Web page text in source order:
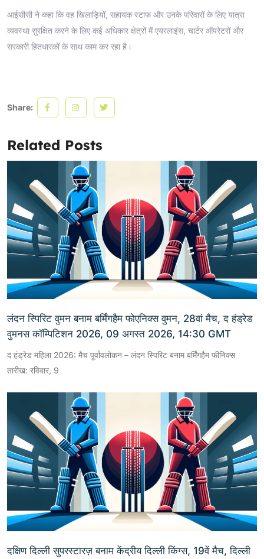
आईसीसी ने कहा कि वह खिलाड़ियों, सहायक स्टाफ और उनके परिवारों के लिए यात्रा
व्यवस्था सुरक्षित करने के लिए कई अधिकार क्षेत्रों में एयरलाइंस, चार्टर ऑपरेटरों और
सरकारी हितधारकों के साथ काम कर रहा है।
Share:
Related Posts
लंदन स्पिरिट वुमन बनाम बर्मिंगहैम फोएनिक्स वुमन, 28वां मैच, द हंड्रेड
वुमनस कॉम्पिटिशन 2026, 09 अगस्त 2026, 14:30 GMT
द हंड्रेड महिला 2026: मैच पूर्वावलोकन – लंदन स्पिरिट बनाम बर्मिंगहैम फीनिक्स
तारीख: रविवार, 9
दक्षिण दिल्ली सुपरस्टारज़ बनाम केंद्रीय दिल्ली किंग्स, 19वें मैच, दिल्ली